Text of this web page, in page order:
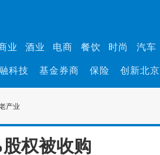
业 酒业 电商 餐饮 时尚 汽车
科技 基金券商 保险 创新北京
产业
权被收购